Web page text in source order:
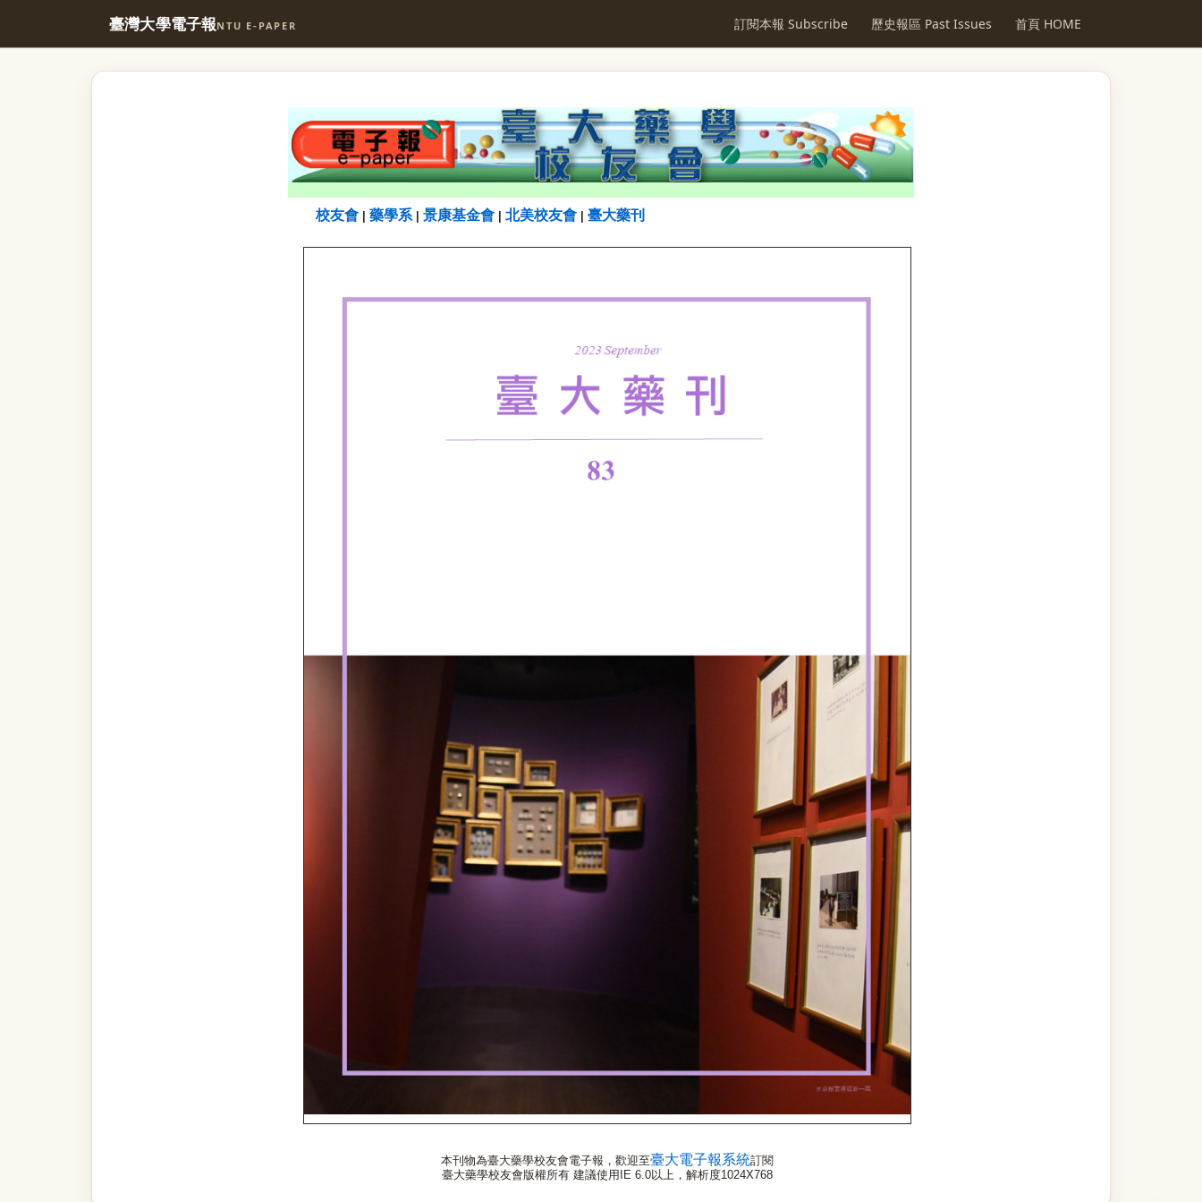
臺灣大學電子報NTU E-PAPER 訂閱本報 Subscribe 歷史報區 Past Issues 首頁 HOME
校友會 藥學系| 景康基金會 北美校友會 臺大藥刊
本刊物為臺大藥學校友會電子報，歡迎至臺大電子報系統訂閱
臺大藥學校友會版權所有 建議使用IE 6.0以上，解析度1024X768